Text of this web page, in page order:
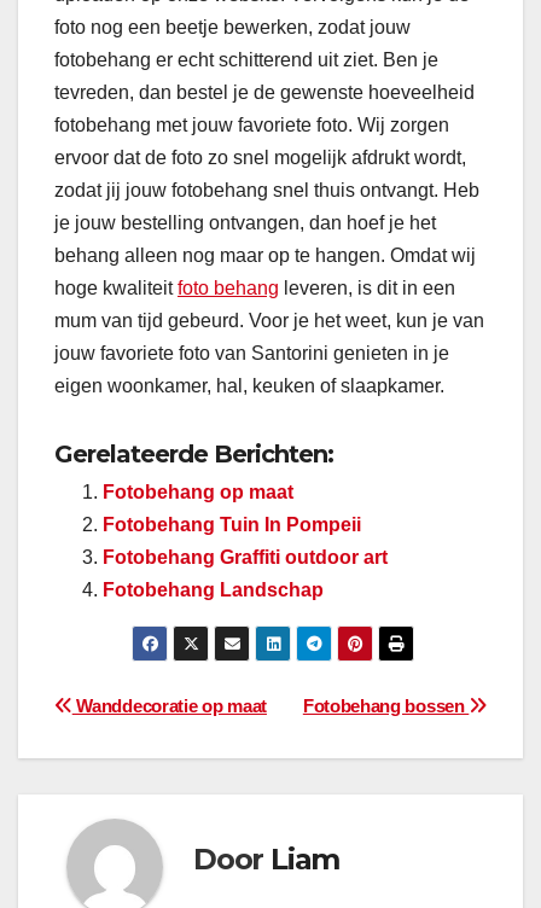
foto nog een beetje bewerken, zodat jouw
fotobehang er echt schitterend uit ziet. Ben je
tevreden, dan bestel je de gewenste hoeveelheid
fotobehang met jouw favoriete foto. Wij zorgen
ervoor dat de foto zo snel mogelijk afdrukt wordt,
zodat jij jouw fotobehang snel thuis ontvangt. Heb
je jouw bestelling ontvangen, dan hoef je het
behang alleen nog maar op te hangen. Omdat wij
hoge kwaliteitfoto behang leveren, is dit in een
mum van tijd gebeurd. Voor je het weet, kun je van
jouw favoriete foto van Santorini genieten in je
eigen woonkamer, hal, keuken of slaapkamer.
Gerelateerde Berichten:
Fotobehang op maat
Fotobehang Tuin In Pompeii
Fotobehang Graffiti outdoor art
Fotobehang Landschap
Bericht
navigatie
Fotobehang bossen
Wanddecoratie op maat
Door Liam